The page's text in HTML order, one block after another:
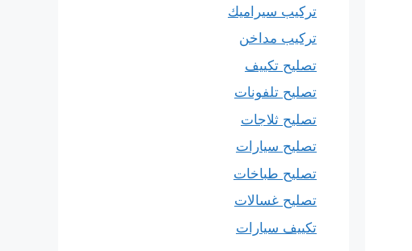
تركيب سيراميك
تركيب مداخن
تصليح تكييف
تصليح تلفونات
تصليح ثلاجات
تصليح سيارات
تصليح طباخات
تصليح غسالات
تكييف سيارات